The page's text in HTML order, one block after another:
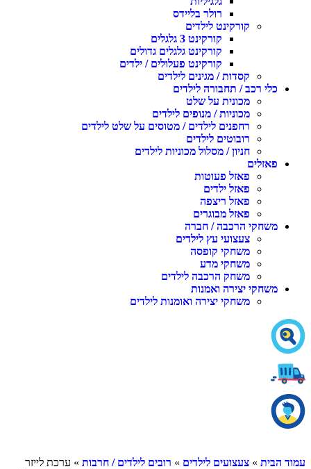
רולר בליידס
קורקינט לילדים
קורקינט 3 גלגלים
קורקינט גלגלים גדולים
קורקינט פעלולים / ילדים
קסדות / מגינים לילדים
רכב / תחבורה לילדים
מכונית על שלט
מכוניות / מנופים לילדים
רחפנים לילדים / מטוסים על שלט לילדים
רובוטים לילדים
חניון / מסלול מכוניות לילדים
פאזל פעוטות
פאזל ילדים
פאזל ריצפה
פאזל מבוגרים
הרכבה / חברה
צעצועי עץ לילדים
משחקי קופסה
משחקי מדע
משחק הרכבה לילדים
יצירה ואמנות
משחקי יצירה ואומנות לילדים
»צעצועים לילדים»רובים לילדים / חרבות » ערכת לייזר